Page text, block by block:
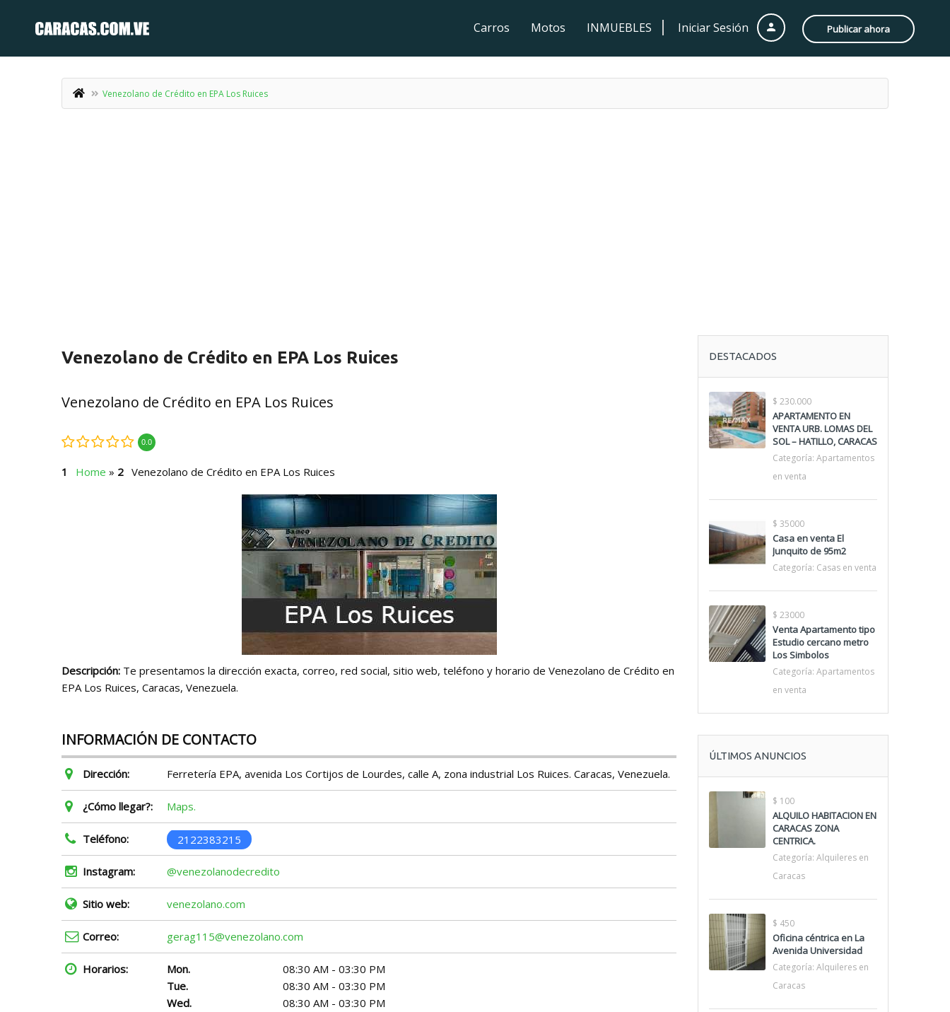
Iniciar Sesión Publicar ahora
Carros Motos INMUEBLES
Venezolano de Crédito en EPA Los Ruices
Venezolano de Crédito en EPA Los Ruices
Venezolano de Crédito en EPA Los Ruices
0.0
Home » Venezolano de Crédito en EPA Los Ruices
Descripción: Te presentamos la dirección exacta, correo, red social, sitio web, teléfono y horario de Venezolano de Crédito en
EPA Los Ruices, Caracas, Venezuela.
INFORMACIÓN DE CONTACTO
Dirección: Ferretería EPA, avenida Los Cortijos de Lourdes, calle A, zona industrial Los Ruices. Caracas, Venezuela.
¿Cómo llegar?: Maps.
Teléfono: 2122383215
Instagram: @venezolanodecredito
Sitio web: venezolano.com
Correo: gerag115@venezolano.com
Horarios: Mon.
08:30 AM - 03:30 PM
Tue.
08:30 AM - 03:30 PM
Wed.
08:30 AM - 03:30 PM
DESTACADOS
$ 230.000
APARTAMENTO EN
VENTA URB. LOMAS DEL
SOL – HATILLO, CARACAS
Categoría: Apartamentos
en venta
$ 35000
Casa en venta El
Junquito de 95m2
Categoría: Casas en venta
$ 23000
Venta Apartamento tipo
Estudio cercano metro
Los Simbolos
Categoría: Apartamentos
en venta
ÚLTIMOS ANUNCIOS
$ 100
ALQUILO HABITACION EN
CARACAS ZONA
CENTRICA.
Categoría: Alquileres en
Caracas
$ 450
Oficina céntrica en La
Avenida Universidad
Categoría: Alquileres en
Caracas